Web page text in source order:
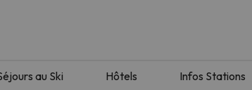
au Ski Hôtels Infos Stations